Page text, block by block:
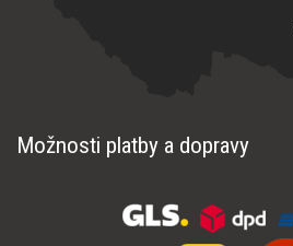
Možnosti platby a dopravy